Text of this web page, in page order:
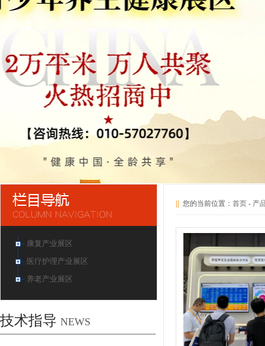
康复产业展区
医疗护理产业展区
养老产业展区
技术指导 NEWS
您的当前位置： 首页 - 产